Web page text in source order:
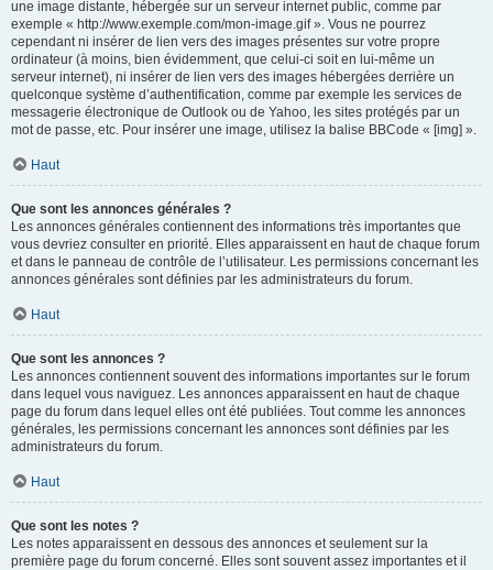
une image distante, hébergée sur un serveur internet public, comme par
exemple « http://www.exemple.com/mon-image.gif ». Vous ne pourrez
cependant ni insérer de lien vers des images présentes sur votre propre
ordinateur (à moins, bien évidemment, que celui-ci soit en lui-même un
serveur internet), ni insérer de lien vers des images hébergées derrière un
quelconque système d’authentification, comme par exemple les services de
messagerie électronique de Outlook ou de Yahoo, les sites protégés par un
mot de passe, etc. Pour insérer une image, utilisez la balise BBCode « [img] ».
Haut
Que sont les annonces générales ?
Les annonces générales contiennent des informations très importantes que
vous devriez consulter en priorité. Elles apparaissent en haut de chaque forum
et dans le panneau de contrôle de l’utilisateur. Les permissions concernant les
annonces générales sont définies par les administrateurs du forum.
Haut
Que sont les annonces ?
Les annonces contiennent souvent des informations importantes sur le forum
dans lequel vous naviguez. Les annonces apparaissent en haut de chaque
page du forum dans lequel elles ont été publiées. Tout comme les annonces
générales, les permissions concernant les annonces sont définies par les
administrateurs du forum.
Haut
Que sont les notes ?
Les notes apparaissent en dessous des annonces et seulement sur la
première page du forum concerné. Elles sont souvent assez importantes et il